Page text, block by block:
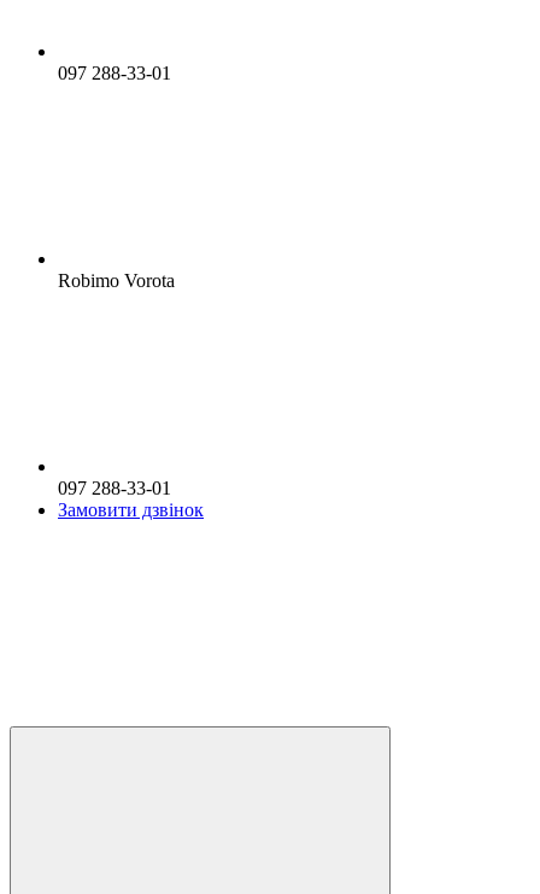
097 288-33-01
Robimo Vorota
097 288-33-01
Замовити дзвінок